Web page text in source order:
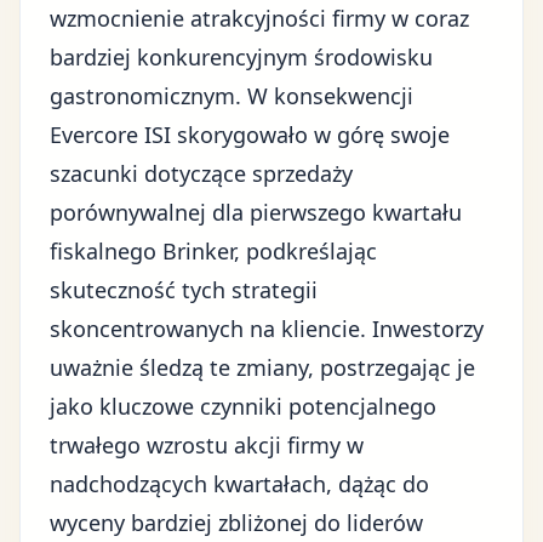
wzmocnienie atrakcyjności firmy w coraz
bardziej konkurencyjnym środowisku
gastronomicznym. W konsekwencji
Evercore ISI skorygowało w górę swoje
szacunki dotyczące sprzedaży
porównywalnej dla pierwszego kwartału
fiskalnego Brinker, podkreślając
skuteczność tych strategii
skoncentrowanych na kliencie. Inwestorzy
uważnie śledzą te zmiany, postrzegając je
jako kluczowe czynniki potencjalnego
trwałego wzrostu akcji firmy w
nadchodzących kwartałach, dążąc do
wyceny bardziej zbliżonej do liderów